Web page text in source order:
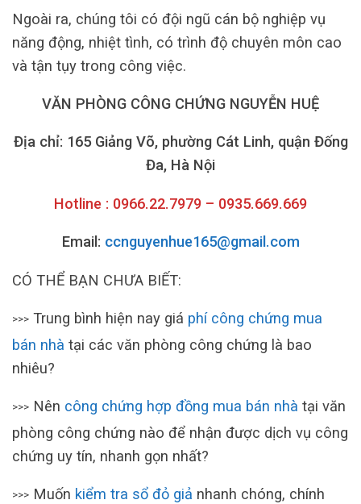
Ngoài ra, chúng tôi có đội ngũ cán bộ nghiệp vụ
năng động, nhiệt tình, có trình độ chuyên môn cao
và tận tụy trong công việc.
VĂN PHÒNG CÔNG CHỨNG NGUYỄN HUỆ
Địa chỉ: 165 Giảng Võ, phường Cát Linh, quận Đống
Đa, Hà Nội
Hotline : 0966.22.7979 – 0935.669.669
Email: ccnguyenhue165@gmail.com
CÓ THỂ BẠN CHƯA BIẾT:
>>> Trung bình hiện nay giá phí công chứng mua
bán nhà tại các văn phòng công chứng là bao
nhiêu?
>>> Nên công chứng hợp đồng mua bán nhà tại văn
phòng công chứng nào để nhận được dịch vụ công
chứng uy tín, nhanh gọn nhất?
>>> Muốn kiểm tra sổ đỏ giả nhanh chóng, chính